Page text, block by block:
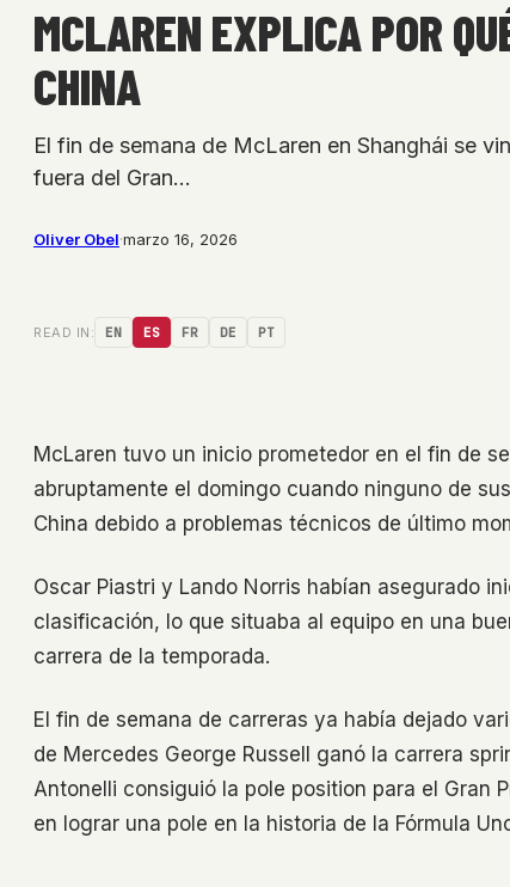
MCLAREN EXPLICA POR
CHINA
El fin de semana de McLaren en Shanghái se
fuera del Gran…
Oliver Obel·marzo 16, 2026
READ IN: EN ES FR DE PT
McLaren tuvo un inicio prometedor en el fin de
abruptamente el domingo cuando ninguno de
China debido a problemas técnicos de último
Oscar Piastri y Lando Norris habían asegurado
clasificación, lo que situaba al equipo en una
carrera de la temporada.
El fin de semana de carreras ya había dejado
de Mercedes George Russell ganó la carrera
Antonelli consiguió la pole position para el Gran
en lograr una pole en la historia de la Fórmula